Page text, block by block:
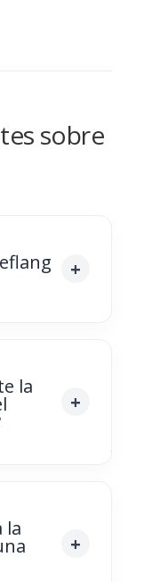
sobre
la
la